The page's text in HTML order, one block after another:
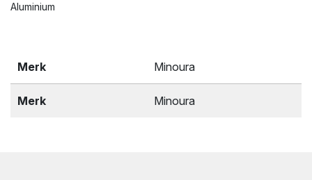
Aluminium
Merk Minoura
Merk Minoura